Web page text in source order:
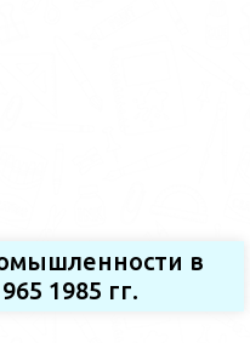
в
1985 гг.